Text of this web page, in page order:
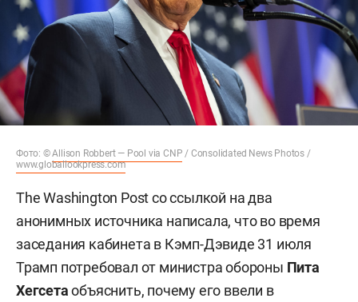
Фото: ©Allison Robbert — Pool via CNP / Consolidated News Photos /
www.globallookpress.com
The Washington Post со ссылкой на два
анонимных источника написала, что во время
заседания кабинета в Кэмп-Дэвиде 31 июля
Трамп потребовал от министра обороны Пита
Хегсетаобъяснить, почему его ввели в